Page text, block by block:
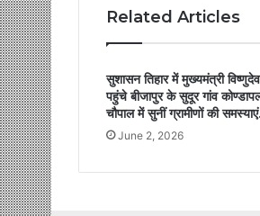
Related Articles
सुशासन तिहार में मुख्यमंत्री
पहुंचे बीजापुर के सुदूर गांव
चौपाल में सुनीं ग्रामीणों की
June 2, 2026